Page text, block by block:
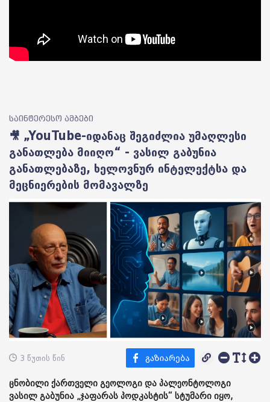
საინტერესო ამბები
🎥 „YouTube-იდანაც შეგიძლია უმაღლესი
განათლება მიიღო“ - ვასილ გაბუნია
განათლებაზე, ხელოვნურ ინტელექტსა და
მეცნიერების მომავალზე
3 წუთის წინ
ცნობილი ქართველი გეოლოგი და პალეონტოლოგი
ვასილ გაბუნია „ჯაფარას პოდკასტის“ სტუმარი იყო,